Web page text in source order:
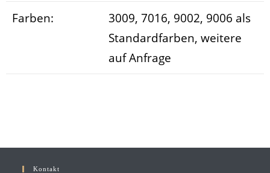
Farben:
3009, 7016, 9002, 9006 als
Standardfarben, weitere
auf Anfrage
Kontakt